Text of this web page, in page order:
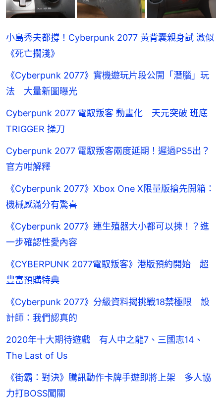
小島秀夫都撐！Cyberpunk 2077 黃背囊親身試 激似
《死亡擱淺》
《Cyberpunk 2077》實機遊玩片段公開「潛腦」玩
法 大量新圖曝光
Cyberpunk 2077 電馭叛客 動畫化 天元突破 班底
TRIGGER 操刀
Cyberpunk 2077 電馭叛客兩度延期！遲過PS5出？
官方咁解釋
《Cyberpunk 2077》Xbox One X限量版搶先開箱：
機械感滿分有驚喜
《Cyberpunk 2077》連生殖器大小都可以揀！？進
一步確認性愛內容
《CYBERPUNK 2077電馭叛客》港版預約開始 超
豐富預購特典
《Cyberpunk 2077》分級資料揭挑戰18禁極限 設
計師：我們認真的
2020年十大期待遊戲 有人中之龍7、三國志14、
The Last of Us
《街霸：對決》騰訊動作卡牌手遊即將上架 多人協
力打BOSS闖關